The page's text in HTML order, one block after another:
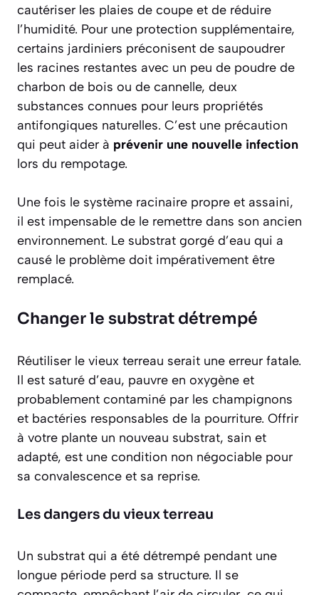
cautériser les plaies de coupe et de réduire
l’humidité. Pour une protection supplémentaire,
certains jardiniers préconisent de saupoudrer
les racines restantes avec un peu de poudre de
charbon de bois ou de cannelle, deux
substances connues pour leurs propriétés
antifongiques naturelles. C’est une précaution
qui peut aider à prévenir une nouvelle infection
lors du rempotage.
Une fois le système racinaire propre et assaini,
il est impensable de le remettre dans son ancien
environnement. Le substrat gorgé d’eau qui a
causé le problème doit impérativement être
remplacé.
Changer le substrat détrempé
Réutiliser le vieux terreau serait une erreur fatale.
Il est saturé d’eau, pauvre en oxygène et
probablement contaminé par les champignons
et bactéries responsables de la pourriture. Offrir
à votre plante un nouveau substrat, sain et
adapté, est une condition non négociable pour
sa convalescence et sa reprise.
Les dangers du vieux terreau
Un substrat qui a été détrempé pendant une
longue période perd sa structure. Il se